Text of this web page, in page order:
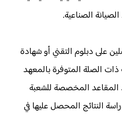
الصيانة الصناعية.
على دبلوم التقني أو شهادة
الصلة المتوفرة بالمعهد
من عدد المقاعد المخصصة للشعبة
النتائج المحصل عليها في